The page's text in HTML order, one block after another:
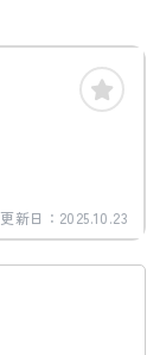
更新日： 2025.10.23